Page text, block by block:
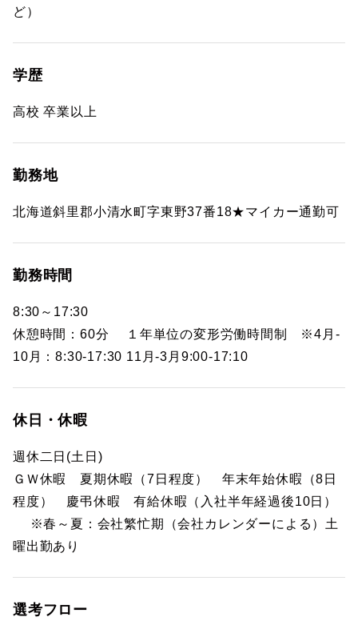
ど）
学歴
高校 卒業以上
勤務地
北海道斜里郡小清水町字東野37番18★マイカー通勤可
勤務時間
8:30～17:30
休憩時間：60分 １年単位の変形労働時間制 ※4月-
10月：8:30-17:30 11月-3月9:00-17:10
休日・休暇
週休二日(土日)
ＧＷ休暇 夏期休暇（7日程度） 年末年始休暇（8日
程度） 慶弔休暇 有給休暇（入社半年経過後10日）
※春～夏：会社繁忙期（会社カレンダーによる）土
曜出勤あり
選考フロー